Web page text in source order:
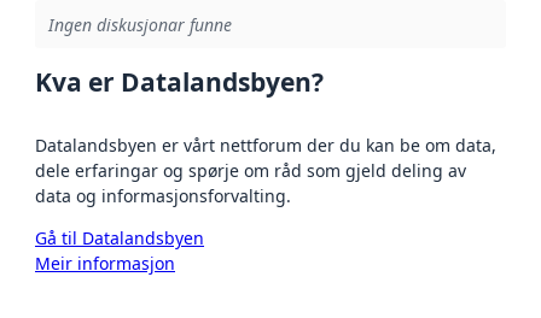
Ingen diskusjonar funne
Kva er Datalandsbyen?
Datalandsbyen er vårt nettforum der du kan be om data,
dele erfaringar og spørje om råd som gjeld deling av
data og informasjonsforvalting.
Gå til Datalandsbyen
Meir informasjon